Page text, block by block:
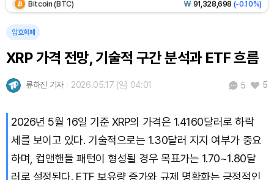
암호화폐
XRP 가격 전망, 기술적 구간 분석과 ETF 흐름
류하진 기자 2026.05.17 (일) 04:01 5 5
2026년 5월 16일 기준 XRP의 가격은 1.4160달러로 하락
세를 보이고 있다. 기술적으로는 1.30달러 지지 여부가 중요
하며, 컵앤핸들 패턴이 형성될 경우 목표가는 1.70~1.80달
러로 설정된다. ETF 보유량 증가와 규제 명확화는 긍정적인